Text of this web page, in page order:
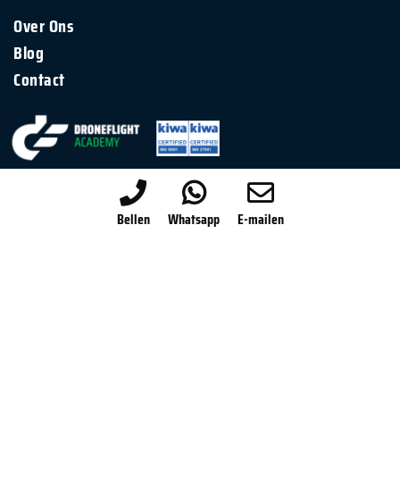
Over Ons
Blog
Contact
020-820 86 36
info@droneflightacademy.eu
Bellen Whatsapp E-mailen